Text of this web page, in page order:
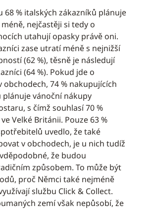
68 % italských zákazníků plánuje
nejčastěji si tedy o
utahují opasky právě oni.
zase utratí méně s nejnižší
(62 %), těsně je následují
(64 %). Pokud jde o
obchodech, 74 % nakupujících
plánuje vánoční nákupy
s čímž souhlasí 70 %
Velké Británii. Pouze 63 %
uvedlo, že také
v obchodech, je u nich tudíž
že budou
způsobem. To může být
proč Němci také nejméně
službu Click & Collect.
zemí však nepůsobí, že